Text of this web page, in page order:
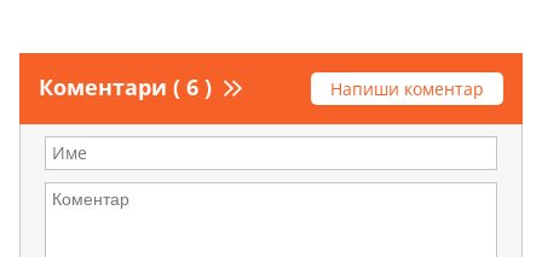
Коментари ( 6 ) Напиши коментар